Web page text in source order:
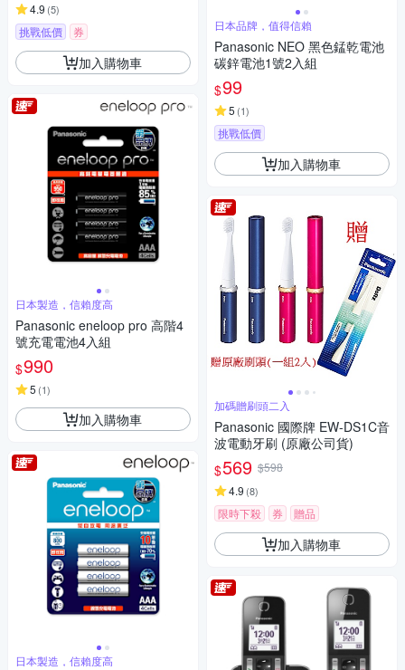
4.9 (5)
挑戰低價 券
加入購物車
日本製造，信賴度高
Panasonic eneloop pro 高階4
號充電電池4入組
$990
5 (1)
加入購物車
日本製造，信賴度高
日本品牌，值得信賴
Panasonic NEO 黑色錳乾電池
碳鋅電池1號2入組
$99
5 (1)
挑戰低價
加入購物車
加碼贈刷頭二入
Panasonic 國際牌 EW-DS1C音
波電動牙刷 (原廠公司貨)
$569 $598
4.9 (8)
限時下殺 券 贈品
加入購物車